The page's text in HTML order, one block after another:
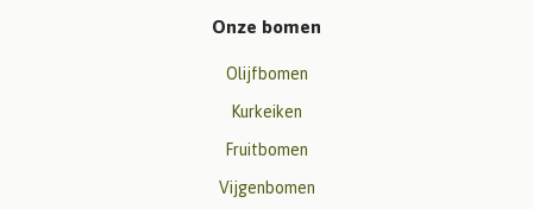
Onze bomen
Olijfbomen
Kurkeiken
Fruitbomen
Vijgenbomen